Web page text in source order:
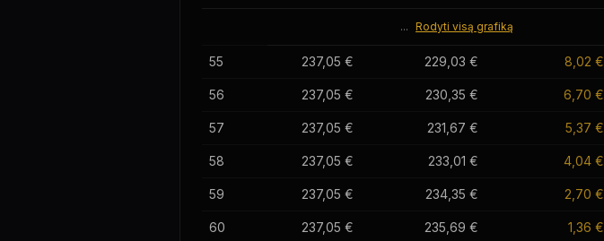
... Rodyti visą grafiką
55 237,05 € 229,03 € 8,02 €
56 237,05 € 230,35 € 6,70 €
57 237,05 € 231,67 € 5,37 €
58 237,05 € 233,01 € 4,04 €
59 237,05 € 234,35 € 2,70 €
60 237,05 € 235,69 € 1,36 €